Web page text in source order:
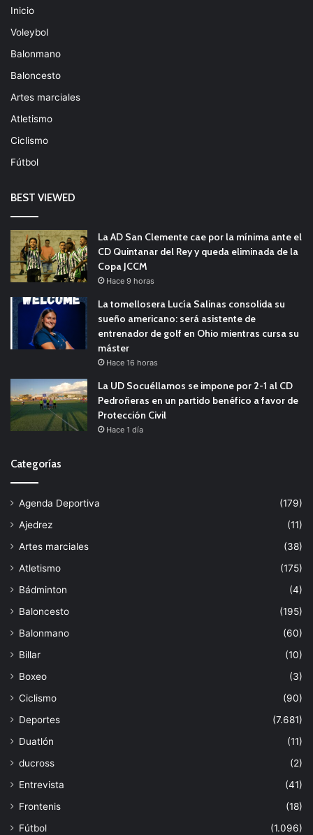
Inicio
Voleybol
Balonmano
Baloncesto
Artes marciales
Atletismo
Ciclismo
Fútbol
BEST VIEWED
La AD San Clemente cae por la mínima ante el
CD Quintanar del Rey y queda eliminada de la
Copa JCCM
Hace 9 horas
La tomellosera Lucía Salinas consolida su
sueño americano: será asistente de
entrenador de golf en Ohio mientras cursa su
máster
Hace 16 horas
La UD Socuéllamos se impone por 2-1 al CD
Pedroñeras en un partido benéfico a favor de
Protección Civil
Hace 1 día
Categorías
Agenda Deportiva
(179)
Ajedrez
(11)
Artes marciales
(38)
Atletismo
(175)
Bádminton
(4)
Baloncesto
(195)
Balonmano
(60)
Billar
(10)
Boxeo
(3)
Ciclismo
(90)
Deportes
(7.681)
Duatlón
(11)
ducross
(2)
Entrevista
(41)
Frontenis
(18)
Fútbol
(1.096)